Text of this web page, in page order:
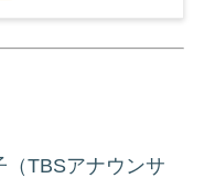
（TBSアナウンサ